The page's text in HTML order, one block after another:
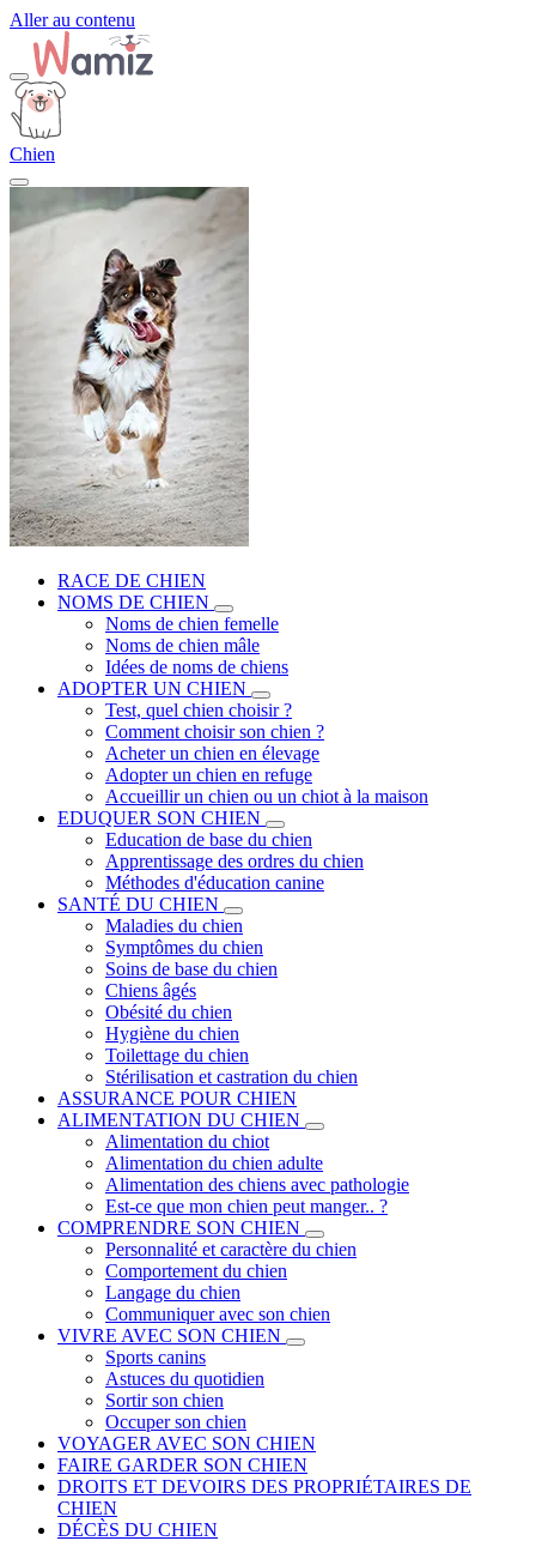
Aller au contenu
Chien
RACE DE CHIEN
NOMS DE CHIEN
Noms de chien femelle
Noms de chien mâle
Idées de noms de chiens
ADOPTER UN CHIEN
Test, quel chien choisir ?
Comment choisir son chien ?
Acheter un chien en élevage
Adopter un chien en refuge
Accueillir un chien ou un chiot à la maison
EDUQUER SON CHIEN
Education de base du chien
Apprentissage des ordres du chien
Méthodes d'éducation canine
SANTÉ DU CHIEN
Maladies du chien
Symptômes du chien
Soins de base du chien
Chiens âgés
Obésité du chien
Hygiène du chien
Toilettage du chien
Stérilisation et castration du chien
ASSURANCE POUR CHIEN
ALIMENTATION DU CHIEN
Alimentation du chiot
Alimentation du chien adulte
Alimentation des chiens avec pathologie
Est-ce que mon chien peut manger.. ?
COMPRENDRE SON CHIEN
Personnalité et caractère du chien
Comportement du chien
Langage du chien
Communiquer avec son chien
VIVRE AVEC SON CHIEN
Sports canins
Astuces du quotidien
Sortir son chien
Occuper son chien
VOYAGER AVEC SON CHIEN
FAIRE GARDER SON CHIEN
DROITS ET DEVOIRS DES PROPRIÉTAIRES DE
CHIEN
DÉCÈS DU CHIEN